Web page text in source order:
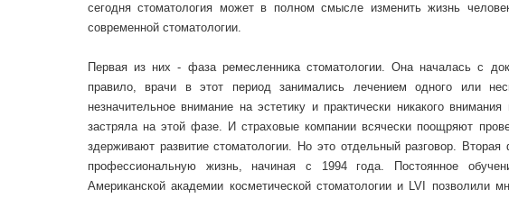
сегодня стоматология может в полном смысле изменить жизнь
современной стоматологии.
Первая из них - фаза ремесленника стоматологии. Она началась с
правило, врачи в этот период занимались лечением одного или
незначительное внимание на эстетику и практически никакого
застряла на этой фазе. И страховые компании всячески поощряют
здерживают развитие стоматологии. Но это отдельный разговор.
профессиональную жизнь, начиная с 1994 года. Постоянное
Американской академии косметической стоматологии и LVI позволили